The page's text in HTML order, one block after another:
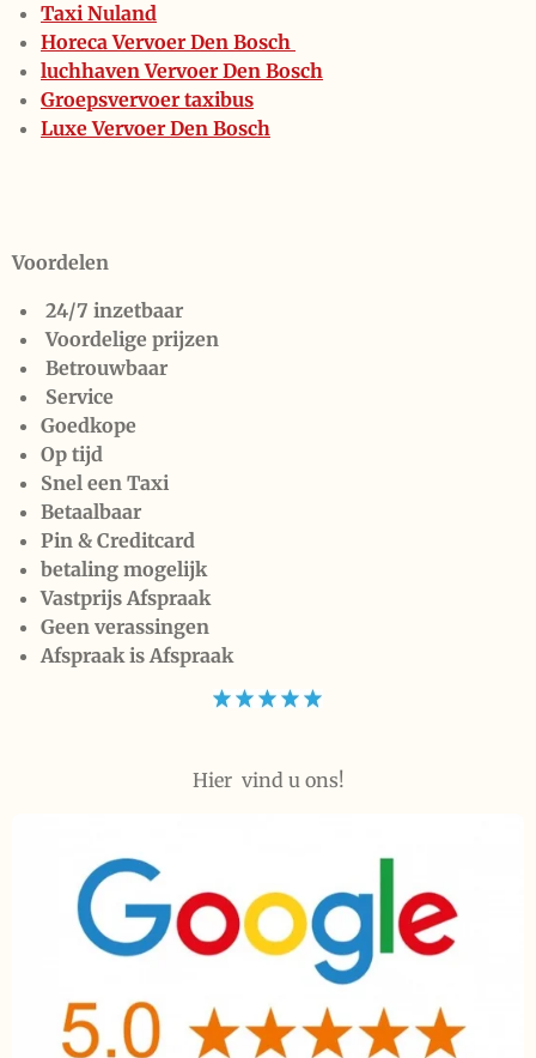
Taxi Nuland
Horeca Vervoer Den Bosch
luchhaven Vervoer Den Bosch
Groepsvervoer taxibus
Luxe Vervoer Den Bosch
Voordelen
24/7 inzetbaar
Voordelige prijzen
Betrouwbaar
Service
Goedkope
Op tijd
Snel een Taxi
Betaalbaar
Pin & Creditcard
betaling mogelijk
Vastprijs Afspraak
Geen verassingen
Afspraak is Afspraak
Hier vind u ons!